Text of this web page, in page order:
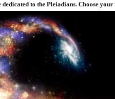
to the Pleiadians. Choose